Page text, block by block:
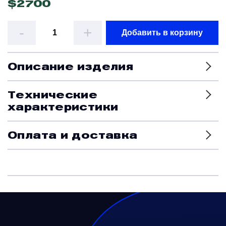
$2700
- + Добавить в корзину
Описание изделия
Технические
характеристики
Оплата и доставка
Краны и клапаны
Наземное вспомогательное оборудование